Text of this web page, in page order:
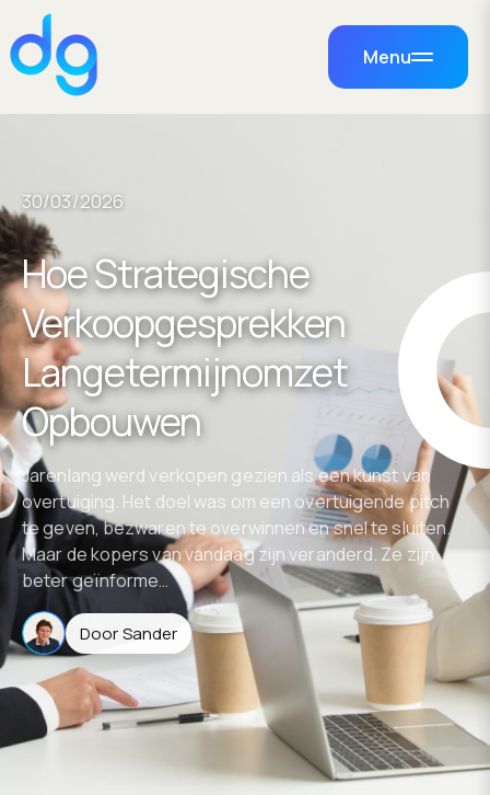
Menu
30/03/2026
Hoe Strategische
Verkoopgesprekken
Langetermijnomzet
Opbouwen
Jarenlang werd verkopen gezien als een kunst van
overtuiging. Het doel was om een overtuigende pitch
te geven, bezwaren te overwinnen en snel te sluiten.
Maar de kopers van vandaag zijn veranderd. Ze zijn
beter geïnforme…
Door Sander